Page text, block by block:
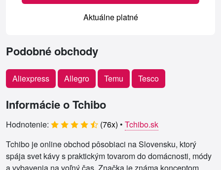
Aktuálne platné
Podobné obchody
Aliexpress Allegro Temu Tesco
Informácie o Tchibo
Hodnotenie: (76x) • Tchibo.sk
Tchibo je online obchod pôsobiaci na Slovensku, ktorý
spája svet kávy s praktickým tovarom do domácnosti, módy
a vybavenia na voľný čas. Značka je známa konceptom